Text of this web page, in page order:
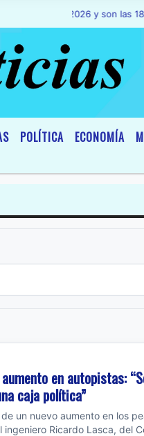
de 2026 y son las 18:03 -
POLÍTICA ECONOMÍA
en autopistas:
caja política”
un nuevo aumento en los
ingeniero Ricardo Lasca, del